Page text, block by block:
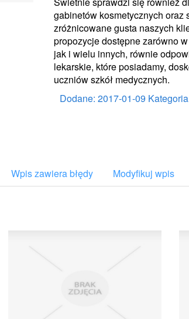
gabinetów kosmetycznych
zróżnicowane gusta naszych
propozycje dostępne zarówno
jak i wielu innych, równie
lekarskie, które posiadamy,
uczniów szkół medycznych.
Dodane: 2017-01-09
Wpis zawiera błędy Modyfikuj wpis